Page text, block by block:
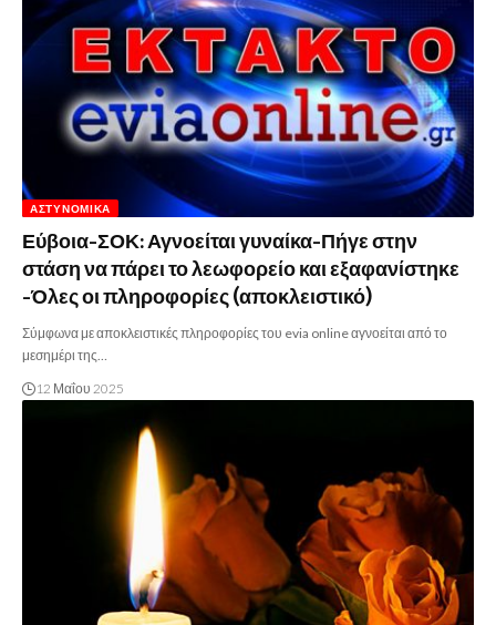
ΑΣΤΥΝΟΜΙΚΆ
Εύβοια-ΣΟΚ: Αγνοείται γυναίκα-Πήγε στην
στάση να πάρει το λεωφορείο και εξαφανίστηκε
-Όλες οι πληροφορίες (αποκλειστικό)
Σύμφωνα με αποκλειστικές πληροφορίες του evia online αγνοείται από το
μεσημέρι της…
12 Μαΐου 2025